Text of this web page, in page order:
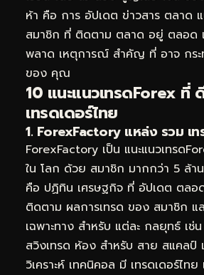
ห้า คือ การ อัปเดต ข่าวสาร ตลาด
สมาชิก ที่ ติดตาม ตลาด อยู่ ตลอด
พลาด เหตุการณ์ สำคัญ ที่ อาจ กระ
ของ คุณ
10 แนะแนวเทรดForex ที่
เทรดเดอร์ไทย
1. ForexFactory แหล่ง รวม เท
ForexFactory เป็น แนะแนวเทรด
ใน โลก ด้วย สมาชิก มากกว่า 5 ล้า
คือ ปฏิทิน เศรษฐกิจ ที่ อัปเดต ตลอ
ติดตาม ผลการเทรด ของ สมาชิก แ
เฉพาะทาง สำหรับ แต่ละ กลยุทธ์ เช่
สวิงเทรด ห้อง สำหรับ สาย สแคลป์
วิเคราะห์ เทคนิคอล มี เทรดเดอร์ไทย